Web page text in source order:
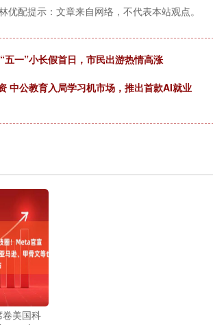
优配提示：文章来自网络，不代表本站观点。
五一”小长假首日，市民出游热情高涨
中公教育入局学习机市场，推出首款AI就业
美国科